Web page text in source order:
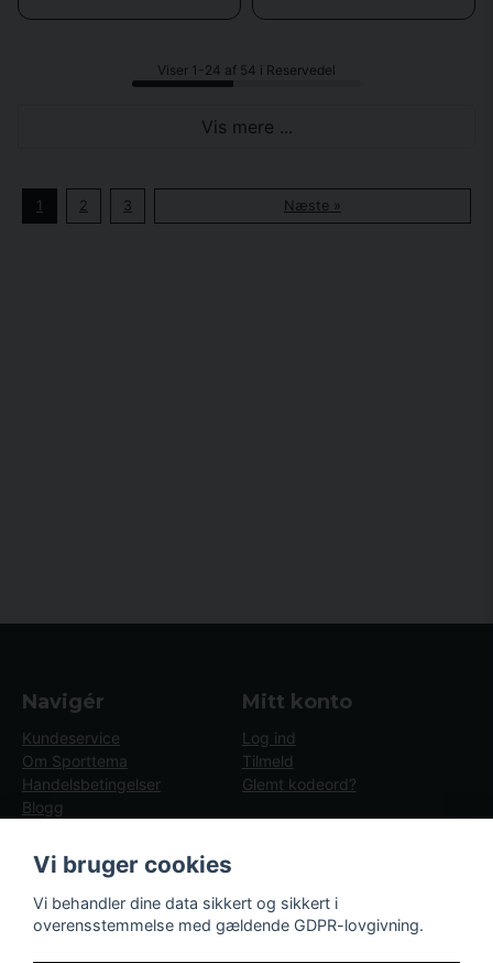
Viser 1-24 af 54 i Reservedel
Vis mere ...
1 2 3 Næste »
Navigér
Kundeservice
Om Sporttema
Handelsbetingelser
Blogg
Brugsvejledninger
Nyheder
Blogg - artiklar
Mitt konto
Log ind
Tilmeld
Glemt kodeord?
Vi bruger cookies
Vi behandler dine data sikkert og sikkert i
overensstemmelse med gældende GDPR-lovgivning.